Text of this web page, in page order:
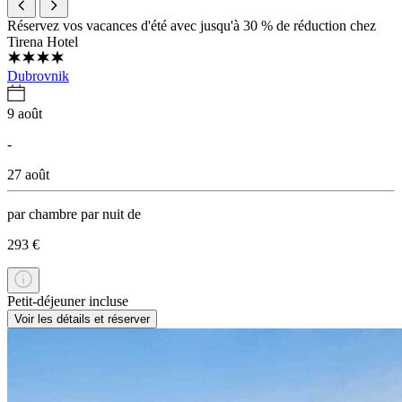
Réservez vos vacances d'été avec jusqu'à 30 % de réduction chez
Tirena Hotel
Dubrovnik
9 août
-
27 août
par chambre par nuit de
293 €
Petit-déjeuner incluse
Voir les détails et réserver